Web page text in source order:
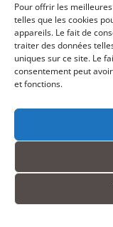
Pour offrir les
telles que les cookies
appareils. Le fait de
traiter des données
uniques sur ce site. Le
consentement peut
et fonctions.
Horaires
Tél.